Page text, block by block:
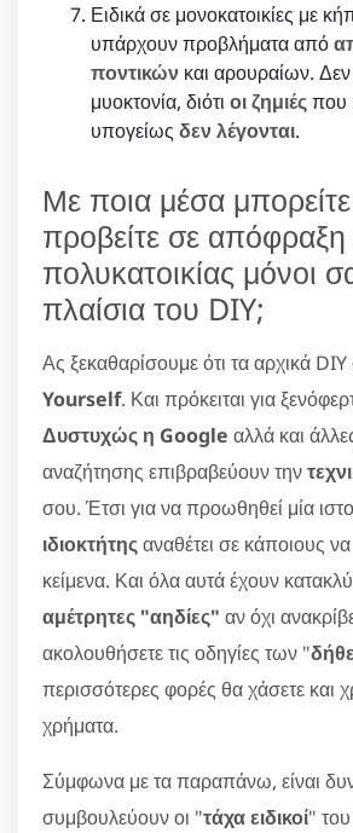
Ειδικά σε μονοκατοικίες με
υπάρχουν προβλήματα από
ποντικών και αρουραίων. Δεν
μυοκτονία, διότι οι ζημιέςπου
υπογείως δεν λέγονται.
Με ποια μέσα
προβείτε σε απόφραξη
πολυκατοικίας μόνοι
πλαίσια του DIY;
Ας ξεκαθαρίσουμε ότι τα αρχικά
Yourself. Και πρόκειται για
Δυστυχώς η Google αλλά και
αναζήτησης επιβραβεύουν την
σου. Έτσι για να προωθηθεί μία
ιδιοκτήτηςαναθέτει σε κάποιους
κείμενα. Και όλα αυτά έχουν
αμέτρητες "αηδίες" αν όχι
ακολουθήσετε τις οδηγίες των "
περισσότερες φορές θα χάσετε και
χρήματα.
Σύμφωνα με τα παραπάνω, είναι
συμβουλεύουν οι "τάχα ειδικοί"